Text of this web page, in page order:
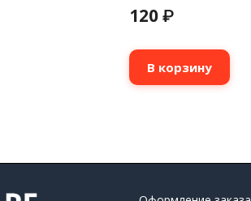
120 ₽
В корзину